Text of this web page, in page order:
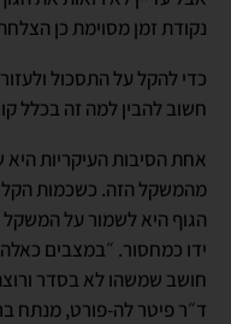
נקודת זמן מסוימת כן
כדי להקל על התסכול
חשוב להבין למה זה בכלל
אחת הסיבות העיקריות
מהמשקל הזה. כשכמות
הגוף היא לשמור על
ידו כמחסור. ״במצבים
חושב שמשהו לא בסדר
ד״ר פיטר לה-פורט, מנתח